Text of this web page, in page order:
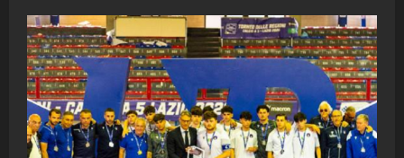
2
3
"SportEmpire" in Podcast
“SportEmpire” in Podcast: 28^ Puntata
(Martedi 21 Aprile 2026)
21/04/2026